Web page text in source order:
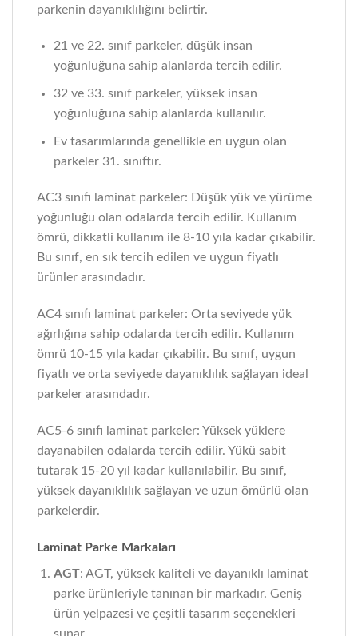
parkenin dayanıklılığını belirtir.
21 ve 22. sınıf parkeler, düşük insan
yoğunluğuna sahip alanlarda tercih edilir.
32 ve 33. sınıf parkeler, yüksek insan
yoğunluğuna sahip alanlarda kullanılır.
Ev tasarımlarında genellikle en uygun olan
parkeler 31. sınıftır.
AC3 sınıfı laminat parkeler: Düşük yük ve yürüme
yoğunluğu olan odalarda tercih edilir. Kullanım
ömrü, dikkatli kullanım ile 8-10 yıla kadar çıkabilir.
Bu sınıf, en sık tercih edilen ve uygun fiyatlı
ürünler arasındadır.
AC4 sınıfı laminat parkeler: Orta seviyede yük
ağırlığına sahip odalarda tercih edilir. Kullanım
ömrü 10-15 yıla kadar çıkabilir. Bu sınıf, uygun
fiyatlı ve orta seviyede dayanıklılık sağlayan ideal
parkeler arasındadır.
AC5-6 sınıfı laminat parkeler: Yüksek yüklere
dayanabilen odalarda tercih edilir. Yükü sabit
tutarak 15-20 yıl kadar kullanılabilir. Bu sınıf,
yüksek dayanıklılık sağlayan ve uzun ömürlü olan
parkelerdir.
Laminat Parke Markaları
AGT: AGT, yüksek kaliteli ve dayanıklı laminat
parke ürünleriyle tanınan bir markadır. Geniş
ürün yelpazesi ve çeşitli tasarım seçenekleri
sunar.